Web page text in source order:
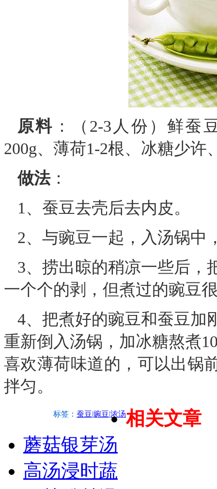
原料 ：（2-3人份）鲜蚕
200g、薄荷1-2根、冰糖少许
做法：
1、蚕豆去壳后去内皮。
2、与豌豆一起，入汤锅中
3、捞出晾的稍凉一些后，
一个个的剥，但煮过的豌豆
4、把煮好的豌豆和蚕豆加
重新倒入汤锅，加冰糖熬煮
喜欢薄荷味道的，可以出锅
拌匀。
标签： 蚕豆|豌豆|浓汤相关文章
蘑菇银芽汤
高汤浸时蔬